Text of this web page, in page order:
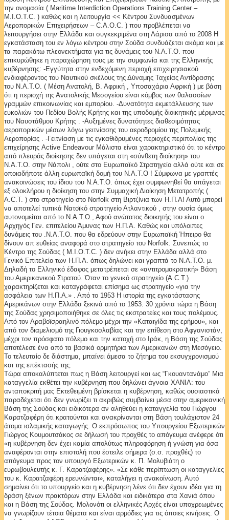
την ονομασία ( Maritime Interdiction Operations Training Center –
M.I.O.T.C. ) καθώς και η λειτουργία << Κέντρου Συνδυασμένων
Αεροπορικών Επιχειρήσεων – C.A.O.C. ) που προβλέπεται να
λειτουργήσει στην Ελλάδα και συγκεκριμένα στη Λάρισα από το 2008 Η
εγκατάσταση του εν λόγω κέντρου στην Σούδα συνδυάζεται ακόμα και με
τα παρακάτω πλεονεκτήματα για τις δυνάμεις του Ν.Α.Τ.Ο. που
επικυρώθηκε η παραχώρηση τους με την συμφωνία και της Ελληνικής
κυβέρνησης: -Εγγύτητα στην ενδεχόμενη περιοχή επιχειρησιακού
ενδιαφέροντος του Ναυτικού σκέλους της Δύναμης Ταχείας Αντίδρασης
του Ν.Α.Τ.Ο. ( Μέση Ανατολή, Β. Αφρική , Υποσαχάρια Αφρική ) με βάση
ότι η περιοχή της Ανατολικής Μεσογείου είναι κόμβος των θαλασσίων
γραμμών επικοινωνίας και εμπορίου. -Δυνατότητα εκμετάλλευσης των
ευκολιών του Πεδίου Βολής Κρήτης και της υποδομής διοικητικής μέριμνας
του Ναυστάθμου Κρήτης . -Αυξημένες δυνατότητες διαθεσιμότητας
αεροπορικών μέσων λόγω γειτνίασης του αεροδρομίου της Πολεμικής
Αεροπορίας . -Γειτνίαση με τις εγκαθιδρυμένες περιοχές περιπολίας της
επιχείρησης Active Endeavour Μάλιστα είναι χαρακτηριστικό ότι το κέντρο
από πλευράς διοίκησης δεν υπάγεται στη «σύνθετη διοίκηση» του
Ν.Α.Τ.Ο. στην Νάπολι , ούτε στο Ευρωπαϊκό Στρατηγείο αλλά ούτε και σε
οποιαδήποτε άλλη ευρωπαϊκή δομή του Ν.Α.Τ.Ο ! Σύμφωνα με γραπτές
ανακοινώσεις του ίδιου του Ν.Α.Τ.Ο. όπως έχει συμφωνηθεί θα υπάγεται
εξ ολοκλήρου η διοίκηση του στην Συμμαχική Διοίκηση Μετατροπής (
A.C.T. ) στο στρατηγείο στο Norfolk στη Βιρτζίνια των Η.Π.Α! Αυτό μπορεί
να αποτελεί τυπικά Νατοϊκό στρατηγείο Ατλαντικού , στην ουσία όμως
αυτονομείται από το Ν.Α.Τ.Ο., Αφού ανώτατος διοικητής του είναι ο
Αρχηγός Γεν. επιτελείου Άμυνας των Η.Π.Α. Καθώς και υπόλοιπες
δυνάμεις του .Ν.Α.Τ.Ο. που θα εδρεύουν στην Ευρωπαϊκή Ήπειρο θα
δίνουν απ ευθείας αναφορά στο στρατηγείο του Norfolk. Συνεπώς το
Κέντρο της Σούδας ( M.I.O.T.C. ) δεν ανήκει στην Ελλάδα αλλά στο
Γενικό Επιτελείο των Η.Π.Α. όπως δηλώνει και γραπτά το Ν.Α.Τ.Ο. μ.
Δηλαδή το Ελληνικό έδαφος μετατρέπεται σε «αντιτρομοκρατική» Βάση
του Αμερικανικού Στρατού. Όταν το γενικό στρατηγείο (A.C.T.)
χαρακτηρίζεται και καταγράφεται επίσημα ως στρατηγείο «για την
ασφάλεια των Η.Π.Α.» . Από το 1953 Η ιστορία της εγκατάστασης
Αμερικάνων στην Ελλάδα ξεκινά από το 1953. 30 χρόνια τώρα η Βάση
της Σούδας χρησιμοποιήθηκε σε όλες τις εκστρατείες και τους πολέμους.
Από τον Αραβοϊσραηλινό πόλεμο μέχρι την «Καταιγίδα της ερήμου», και
από τον διαμελισμό της Γιουγκοσλαβίας και την επίθεση στο Αφγανιστάν,
μέχρι τον πρόσφατο πόλεμο και την κατοχή στο Ιράκ, η Βάση της Σούδας
αποτέλεσε ένα από τα βασικά ορμητήρια των Αμερικανών στη Μεσόγειο.
Το τελευταίο δε διάστημα, μπαίνει άμεσα το ζήτημα του εκσυγχρονισμού
και της επέκτασής της.
Τώρα αποκαλύπτεται πως η Βάση λειτουργεί και ως “Γκουαντανάμο” Μια
καταγγελία εκθέτει την κυβέρνηση που δηλώνει άγνοια ΧΑΝΙΑ: του
ανταποκριτή μας Εκτεθειμένη βρίσκεται η κυβέρνηση, καθώς ουσιαστικά
παραδέχεται ότι δεν γνωρίζει τι ακριβώς συμβαίνει μέσα στην αμερικανική
Βάση της Σούδας και ειδικότερα αν αληθεύει η καταγγελία του Γιώργου
Καρατζαφέρη ότι κρατούνται και ανακρίνονται στη Βάση τουλάχιστον 24
άτομα ισλαμικής καταγωγής. O εκπρόσωπος του Υπουργείου Εξωτερικών
Γιώργος Kουμουτσάκος σε δήλωσή του προχθές το απόγευμα ανέφερε ότι
«η κυβέρνηση δεν έχει καμία απολύτως πληροφόρηση ή γνώση για όσα
αναφέρονται στην επιστολή που έστειλε σήμερα (σ.σ. προχθές) το
απόγευμα προς τον υπουργό Eξωτερικών κ. Π. Mολυβιάτη ο
ευρωβουλευτής κ. Γ. Kαρατζαφέρης». «Σε κάθε περίπτωση οι καταγγελίες
του κ. Kαρατζαφέρη ερευνώνται», καταλήγει η ανακοίνωση. Αυτό
σημαίνει ότι το υπουργείο και η κυβέρνηση λένε ότι δεν έχουν ιδέα για τη
δράση ξένων πρακτόρων στην Ελλάδα και ειδικότερα στα Χανιά όπου
και η Βάση της Σούδας. Μολονότι οι ελληνικές Αρχές είναι υποχρεωμένες
να γνωρίζουν τέτοια θέματα και είναι αρμόδιες για τις όποιες κινήσεις. Ο